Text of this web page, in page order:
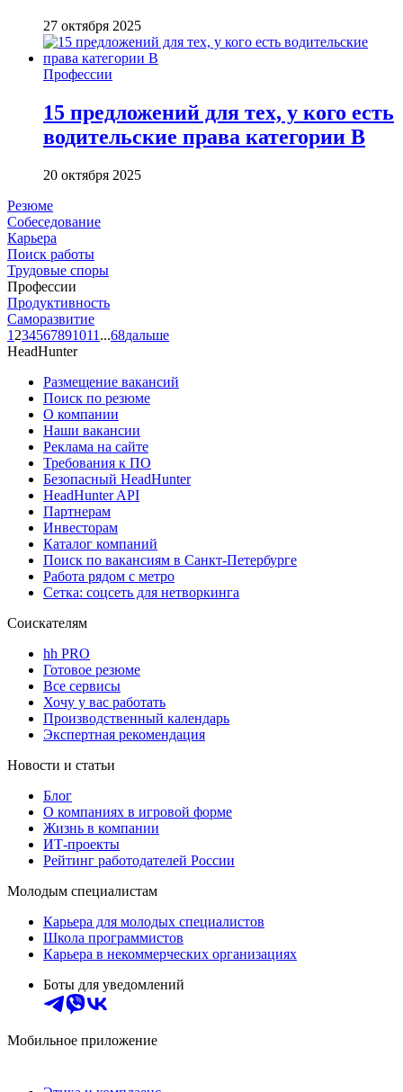
27 октября 2025
Профессии
15 предложений для тех, у кого есть
водительские права категории В
20 октября 2025
Резюме
Собеседование
Карьера
Поиск работы
Трудовые споры
Профессии
Продуктивность
Саморазвитие
1 234567891011 ...68дальше
HeadHunter
Размещение вакансий
Поиск по резюме
О компании
Наши вакансии
Реклама на сайте
Требования к ПО
Безопасный HeadHunter
HeadHunter API
Партнерам
Инвесторам
Каталог компаний
Поиск по вакансиям в Санкт-Петербурге
Работа рядом с метро
Сетка: соцсеть для нетворкинга
Соискателям
hh PRO
Готовое резюме
Все сервисы
Хочу у вас работать
Производственный календарь
Экспертная рекомендация
Новости и статьи
Блог
О компаниях в игровой форме
Жизнь в компании
ИТ-проекты
Рейтинг работодателей России
Молодым специалистам
Карьера для молодых специалистов
Школа программистов
Карьера в некоммерческих организациях
Боты для уведомлений
Мобильное приложение